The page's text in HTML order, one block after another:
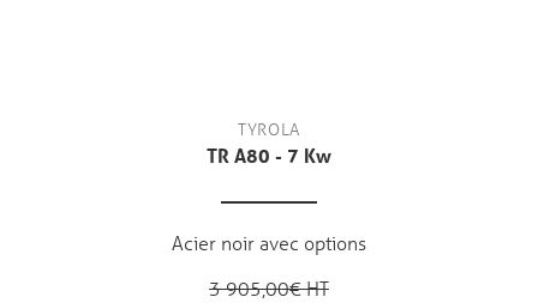
TYROLA
TR A80 - 7 Kw
Acier noir avec options
3 905,00€ HT